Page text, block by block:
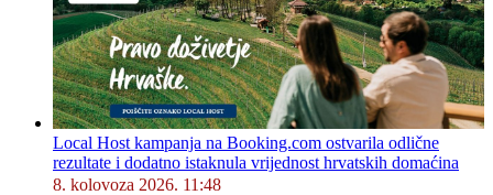
Local Host kampanja na Booking.com ostvarila odlične
rezultate i dodatno istaknula vrijednost hrvatskih domaćina
8. kolovoza 2026. 11:48